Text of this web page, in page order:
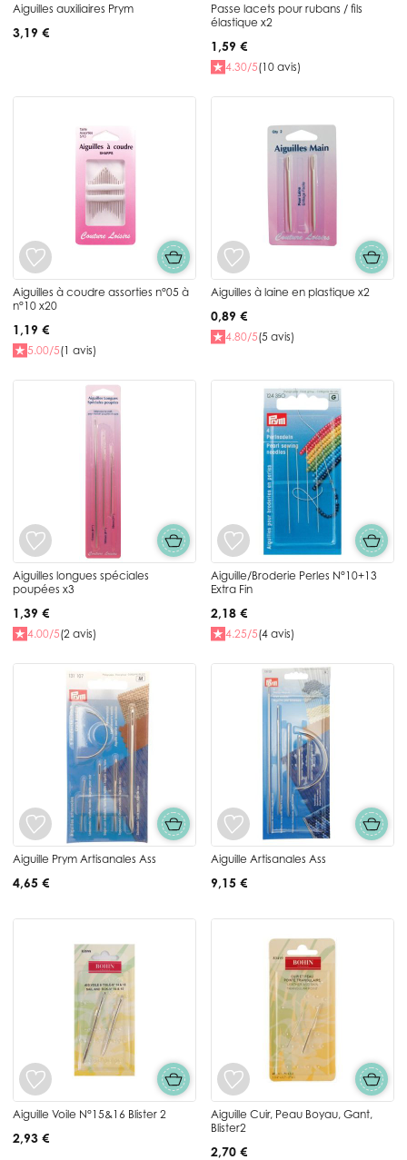
Aiguilles auxiliaires Prym
3,19 €
Passe lacets pour rubans / fils
élastique x2
1,59 €
4.30/5(10 avis)
Aiguilles à coudre assorties n°05 à
n°10 x20
1,19 €
5.00/5(1 avis)
Aiguilles à laine en plastique x2
0,89 €
4.80/5(5 avis)
Aiguilles longues spéciales
poupées x3
1,39 €
4.00/5(2 avis)
Aiguille/Broderie Perles N°10+13
Extra Fin
2,18 €
4.25/5(4 avis)
Aiguille Prym Artisanales Ass
4,65 €
Aiguille Artisanales Ass
9,15 €
Aiguille Voile N°15&16 Blister 2
2,93 €
Aiguille Cuir, Peau Boyau, Gant,
Blister2
2,70 €